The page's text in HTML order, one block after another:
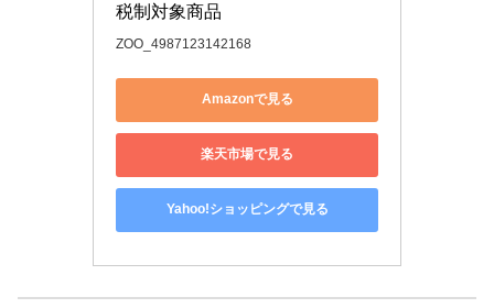
税制対象商品
ZOO_4987123142168
Amazonで見る
楽天市場で見る
Yahoo!ショッピングで見る